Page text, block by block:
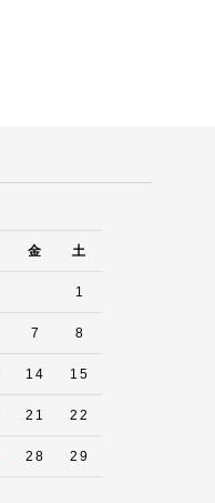
金 土
1
7 8
14 15
21 22
28 29